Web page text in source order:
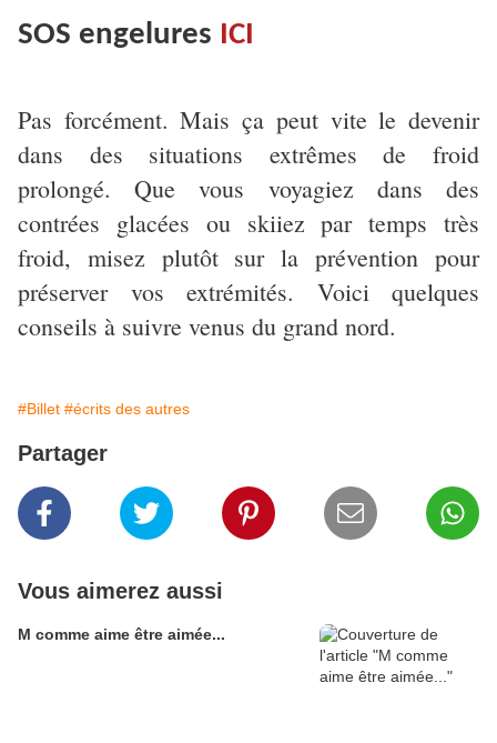
SOS engelures ICI
Pas forcément. Mais ça peut vite le devenir
dans des situations extrêmes de froid
prolongé. Que vous voyagiez dans des
contrées glacées ou skiiez par temps très
froid, misez plutôt sur la prévention pour
préserver vos extrémités. Voici quelques
conseils à suivre venus du grand nord.
#Billet #écrits des autres
Partager
Vous aimerez aussi
M comme aime être aimée...